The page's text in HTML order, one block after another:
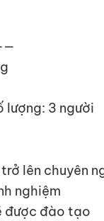
lượng: 3 người
lên chuyên
nghiệm
được đào tạo